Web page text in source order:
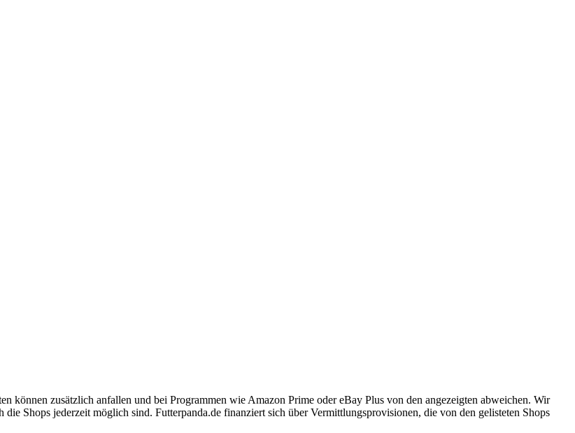
können zusätzlich anfallen und bei Programmen wie Amazon Prime oder eBay Plus von den angezeigten abweichen. Wir
Shops jederzeit möglich sind. Futterpanda.de finanziert sich über Vermittlungsprovisionen, die von den gelisteten Shops